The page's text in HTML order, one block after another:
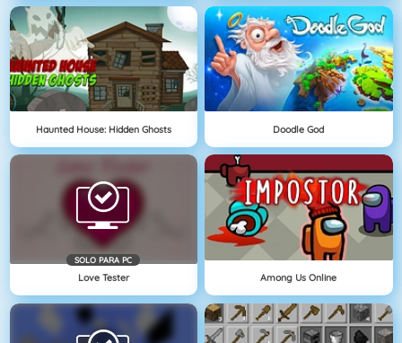
Haunted House: Hidden Ghosts Doodle God
SOLO PARA PC
Love Tester Among Us Online